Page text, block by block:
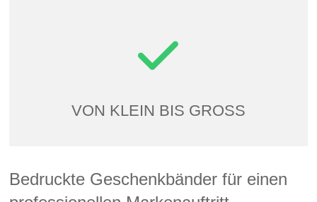
VON KLEIN BIS GROSS
Bedruckte Geschenkbänder für einen